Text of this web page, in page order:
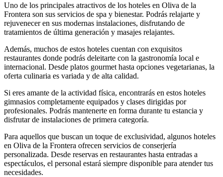
Uno de los principales atractivos de los hoteles en Oliva de la
Frontera son sus servicios de spa y bienestar. Podrás relajarte y
rejuvenecer en sus modernas instalaciones, disfrutando de
tratamientos de última generación y masajes relajantes.
Además, muchos de estos hoteles cuentan con exquisitos
restaurantes donde podrás deleitarte con la gastronomía local e
internacional. Desde platos gourmet hasta opciones vegetarianas, la
oferta culinaria es variada y de alta calidad.
Si eres amante de la actividad física, encontrarás en estos hoteles
gimnasios completamente equipados y clases dirigidas por
profesionales. Podrás mantenerte en forma durante tu estancia y
disfrutar de instalaciones de primera categoría.
Para aquellos que buscan un toque de exclusividad, algunos hoteles
en Oliva de la Frontera ofrecen servicios de conserjería
personalizada. Desde reservas en restaurantes hasta entradas a
espectáculos, el personal estará siempre disponible para atender tus
necesidades.